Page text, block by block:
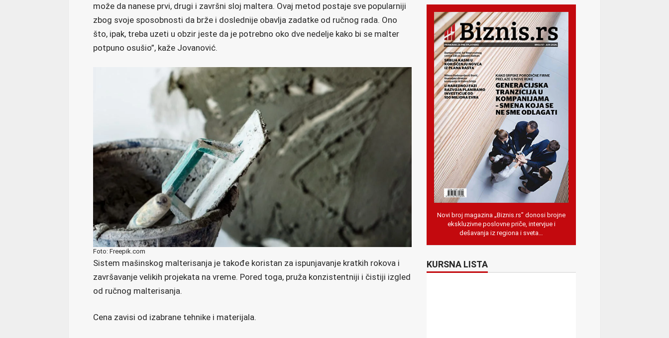
može da nanese prvi, drugi i završni sloj maltera. Ovaj metod postaje sve popularniji
zbog svoje sposobnosti da brže i doslednije obavlja zadatke od ručnog rada. Ono
što, ipak, treba uzeti u obzir jeste da je potrebno oko dve nedelje kako bi se malter
potpuno osušio”, kaže Jovanović.
Foto: Freepik.com
Sistem mašinskog malterisanja je takođe koristan za ispunjavanje kratkih rokova i
završavanje velikih projekata na vreme. Pored toga, pruža konzistentniji i čistiji izgled
od ručnog malterisanja.
Cena zavisi od izabrane tehnike i materijala.
Novi broj magazina „Biznis.rs” donosi brojne
ekskluzivne poslovne priče, intervjue i
dešavanja iz regiona i sveta…
KURSNA LISTA